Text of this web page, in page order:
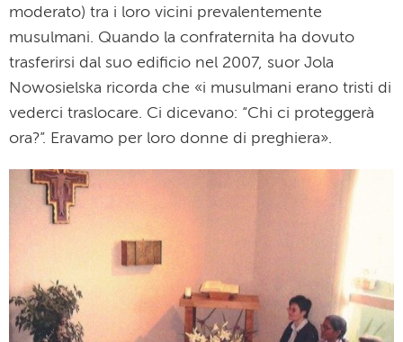
moderato) tra i loro vicini prevalentemente
musulmani. Quando la confraternita ha dovuto
trasferirsi dal suo edificio nel 2007, suor Jola
Nowosielska ricorda che «i musulmani erano tristi di
vederci traslocare. Ci dicevano: “Chi ci proteggerà
ora?”. Eravamo per loro donne di preghiera».